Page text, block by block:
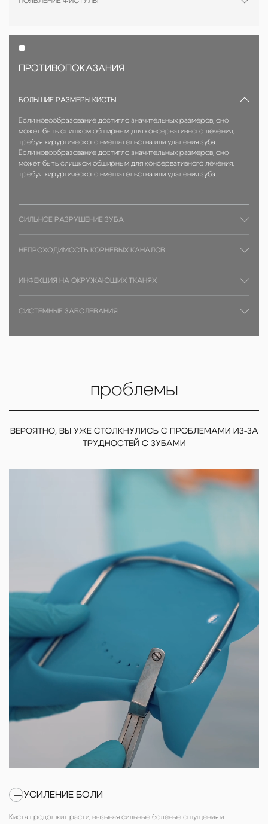
ПРОТИВОПОКАЗАНИЯ
БОЛЬШИЕ РАЗМЕРЫ КИСТЫ
Если новообразование достигло значительных размеров, оно
может быть слишком обширным для консервативного лечения,
требуя хирургического вмешательства или удаления зуба.
Если новообразование достигло значительных размеров, оно
может быть слишком обширным для консервативного лечения,
требуя хирургического вмешательства или удаления зуба.
СИЛЬНОЕ РАЗРУШЕНИЕ ЗУБА
НЕПРОХОДИМОСТЬ КОРНЕВЫХ КАНАЛОВ
ИНФЕКЦИЯ НА ОКРУЖАЮЩИХ ТКАНЯХ
СИСТЕМНЫЕ ЗАБОЛЕВАНИЯ
проблемы
ВЕРОЯТНО, ВЫ УЖЕ СТОЛКНУЛИСЬ С ПРОБЛЕМАМИ ИЗ-ЗА
ТРУДНОСТЕЙ С ЗУБАМИ
—УСИЛЕНИЕ БОЛИ
Киста продолжит расти, вызывая сильные болевые ощущения и